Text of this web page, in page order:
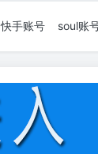
快手账号 soul账